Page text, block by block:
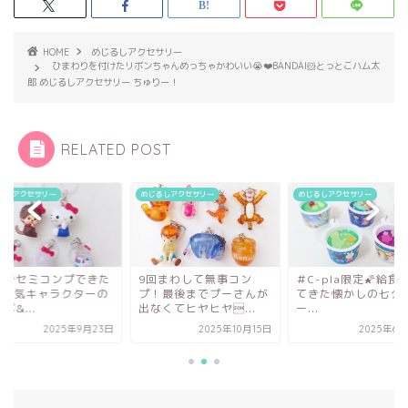
HOME
めじるしアクセサリー
ひまわりを付けたリボンちゃんめっちゃかわいい😭❤️BANDAI🐹とっとこハム太
郎 めじるしアクセサリー ちゅりー！
RELATED POST
しアクセサリー
わして無事コン
最後までプーさんが
くてヒヤヒヤ...
2025年10月15日
めじるしアクセサリー
＃C-pla限定🌠給食で出
てきた懐かしの七夕ゼリ
ー...
2025年6月29日
めじるしアクセサリー
自力でセミコンプで
✨大人気キャラクタ
コラボ&...
2025年9